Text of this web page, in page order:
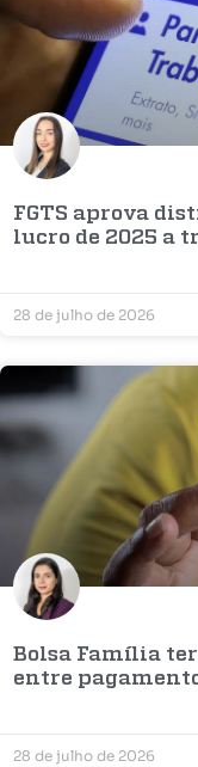
FGTS aprova
lucro de 2025 a
28 de julho de 2026
Bolsa Família
entre
28 de julho de 2026